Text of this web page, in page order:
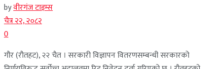
byवीरगंज टाइम्स
चैत्र २२, २०८२
0
गौर (रौतहट), २२ चैत । सरकारी विज्ञापन वितरणसम्बन्धी सरकारको